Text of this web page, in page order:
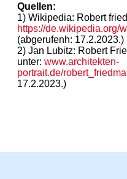
Quellen:
1) Wikipedia: Robert
https://de.wikipedia.org/
(abgerufenh: 17.2.2023.)
2) Jan Lubitz: Robert
unter: www.architekten-
portrait.de/
17.2.2023.)